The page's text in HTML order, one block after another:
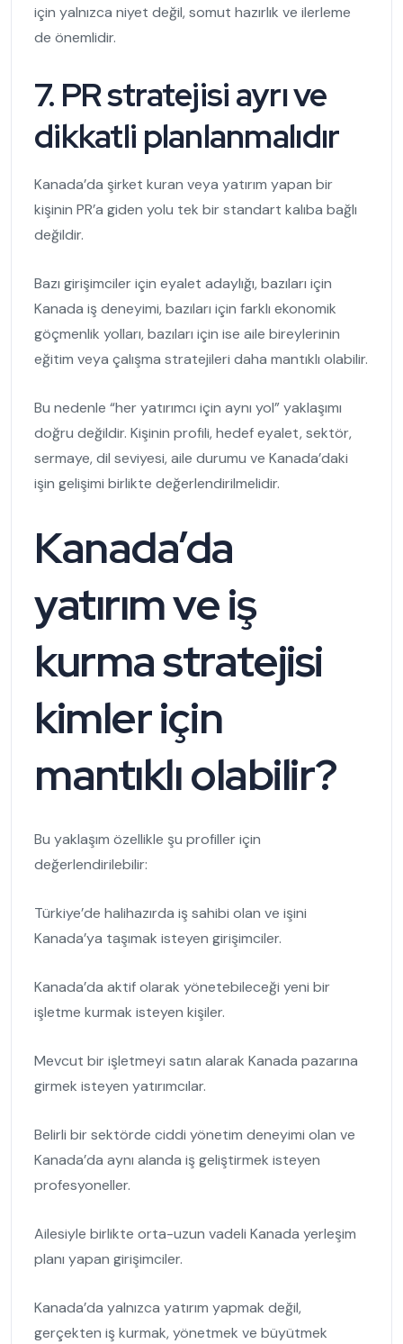
için yalnızca niyet değil, somut hazırlık ve ilerleme
de önemlidir.
7. PR stratejisi ayrı ve
dikkatli planlanmalıdır
Kanada’da şirket kuran veya yatırım yapan bir
kişinin PR’a giden yolu tek bir standart kalıba bağlı
değildir.
Bazı girişimciler için eyalet adaylığı, bazıları için
Kanada iş deneyimi, bazıları için farklı ekonomik
göçmenlik yolları, bazıları için ise aile bireylerinin
eğitim veya çalışma stratejileri daha mantıklı olabilir.
Bu nedenle “her yatırımcı için aynı yol” yaklaşımı
doğru değildir. Kişinin profili, hedef eyalet, sektör,
sermaye, dil seviyesi, aile durumu ve Kanada’daki
işin gelişimi birlikte değerlendirilmelidir.
Kanada’da
yatırım ve iş
kurma stratejisi
kimler için
mantıklı olabilir?
Bu yaklaşım özellikle şu profiller için
değerlendirilebilir:
Türkiye’de halihazırda iş sahibi olan ve işini
Kanada’ya taşımak isteyen girişimciler.
Kanada’da aktif olarak yönetebileceği yeni bir
işletme kurmak isteyen kişiler.
Mevcut bir işletmeyi satın alarak Kanada pazarına
girmek isteyen yatırımcılar.
Belirli bir sektörde ciddi yönetim deneyimi olan ve
Kanada’da aynı alanda iş geliştirmek isteyen
profesyoneller.
Ailesiyle birlikte orta-uzun vadeli Kanada yerleşim
planı yapan girişimciler.
Kanada’da yalnızca yatırım yapmak değil,
gerçekten iş kurmak, yönetmek ve büyütmek